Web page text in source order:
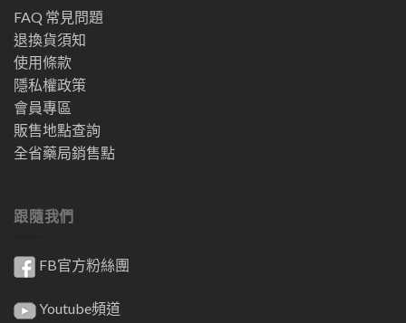
FAQ 常見問題
退換貨須知
使用條款
隱私權政策
會員專區
販售地點查詢
全省藥局銷售點
跟隨我們
FB官方粉絲團
Youtube頻道